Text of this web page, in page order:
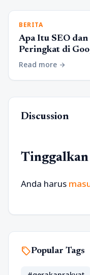
BERITA
Apa Itu SEO
Peringkat di
Read more arrow_forward
Discussion
Anda harus
sellPopular Tags